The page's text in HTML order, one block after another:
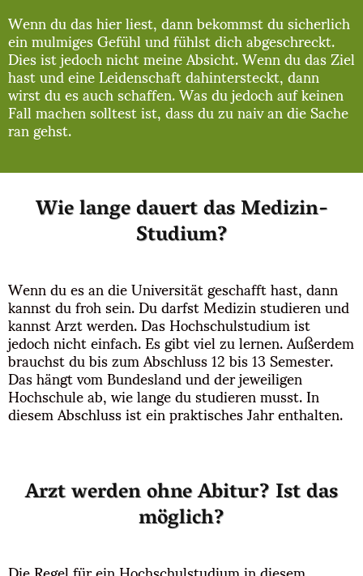
Wenn du das hier liest, dann bekommst du sicherlich
ein mulmiges Gefühl und fühlst dich abgeschreckt.
Dies ist jedoch nicht meine Absicht. Wenn du das Ziel
hast und eine Leidenschaft dahintersteckt, dann
wirst du es auch schaffen. Was du jedoch auf keinen
Fall machen solltest ist, dass du zu naiv an die Sache
ran gehst.
Wie lange dauert das Medizin-
Studium?
Wenn du es an die Universität geschafft hast, dann
kannst du froh sein. Du darfst Medizin studieren und
kannst Arzt werden. Das Hochschulstudium ist
jedoch nicht einfach. Es gibt viel zu lernen. Außerdem
brauchst du bis zum Abschluss 12 bis 13 Semester.
Das hängt vom Bundesland und der jeweiligen
Hochschule ab, wie lange du studieren musst. In
diesem Abschluss ist ein praktisches Jahr enthalten.
Arzt werden ohne Abitur? Ist das
möglich?